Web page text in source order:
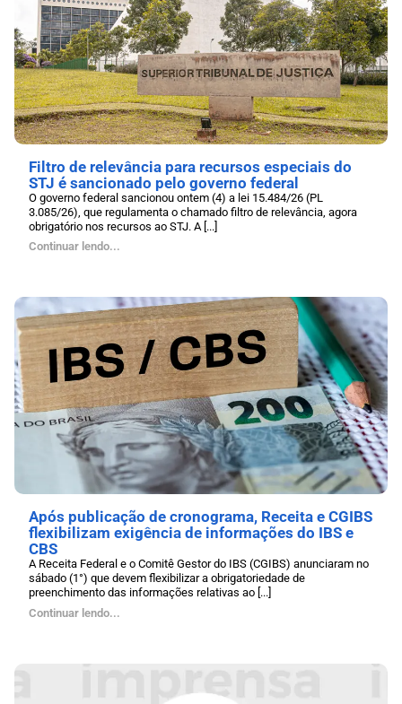
Filtro de relevância para recursos especiais do
STJ é sancionado pelo governo federal
O governo federal sancionou ontem (4) a lei 15.484/26 (PL
3.085/26), que regulamenta o chamado filtro de relevância, agora
obrigatório nos recursos ao STJ. A [...]
Continuar lendo...
Após publicação de cronograma, Receita e CGIBS
flexibilizam exigência de informações do IBS e
CBS
A Receita Federal e o Comitê Gestor do IBS (CGIBS) anunciaram no
sábado (1°) que devem flexibilizar a obrigatoriedade de
preenchimento das informações relativas ao [...]
Continuar lendo...